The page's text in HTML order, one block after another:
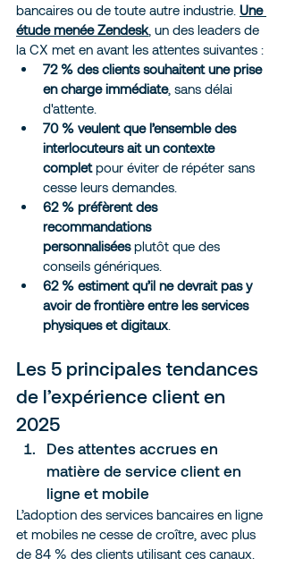
bancaires ou de toute autre industrie. Une
étude menée Zendesk, un des leaders de
la CX met en avant les attentes suivantes :
72 % des clients souhaitent une prise
en charge immédiate, sans délai
d'attente.
70 % veulent que l’ensemble des
interlocuteurs ait un contexte
complet pour éviter de répéter sans
cesse leurs demandes.
62 % préfèrent des
recommandations
personnalisées plutôt que des
conseils génériques.
62 % estiment qu’il ne devrait pas y
avoir de frontière entre les services
physiques et digitaux
Les 5 principales tendances
de l’expérience client en
2025
Des attentes accrues en
matière de service client en
ligne et mobile
L’adoption des services bancaires en ligne
et mobiles ne cesse de croître, avec plus
de 84 % des clients utilisant ces canaux.